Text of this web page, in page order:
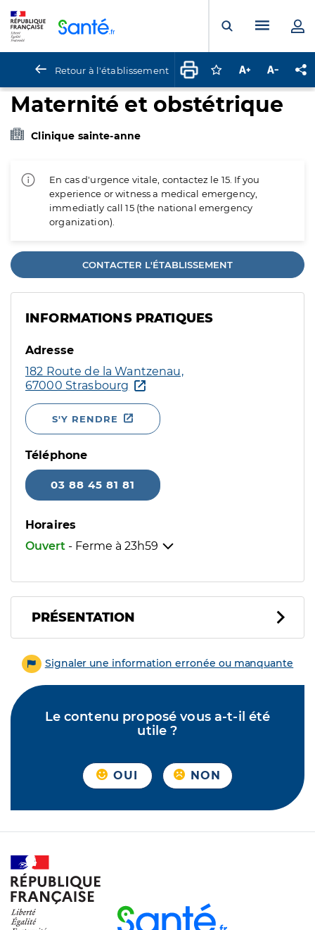
Ouvrir laMenu
Retour à l'établissement Connectez-vous
Augmenter la
Maternité et obstétrique
Clinique sainte-anne
En cas d'urgence vitale, contactez le 15. If you
experience or witness a medical emergency,
immediatly call 15 (the national emergency
organization).
CONTACTER L'ÉTABLISSEMENT
INFORMATIONS PRATIQUES
Adresse
182 Route de la Wantzenau,
67000 Strasbourg
S'Y RENDRE
Téléphone
03 88 45 81 81
Horaires
Ouvert - Ferme à 23h59
PRÉSENTATION
Signaler une information erronée ou manquante
Le contenu proposé vous a-t-il été
utile ?
OUI NON